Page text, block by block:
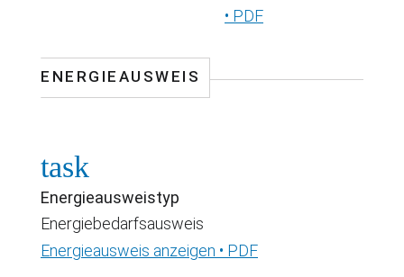
• PDF
ENERGIEAUSWEIS
task
Energieausweistyp
Energiebedarfsausweis
Energieausweis anzeigen • PDF